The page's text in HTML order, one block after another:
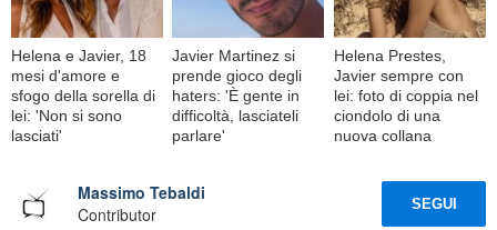
Helena e Javier, 18
mesi d'amore e
sfogo della sorella di
lei: 'Non si sono
lasciati'
Javier Martinez si
prende gioco degli
haters: 'È gente in
difficoltà, lasciateli
parlare'
Helena Prestes,
Javier sempre con
lei: foto di coppia nel
ciondolo di una
nuova collana
Massimo Tebaldi
Contributor
SEGUI